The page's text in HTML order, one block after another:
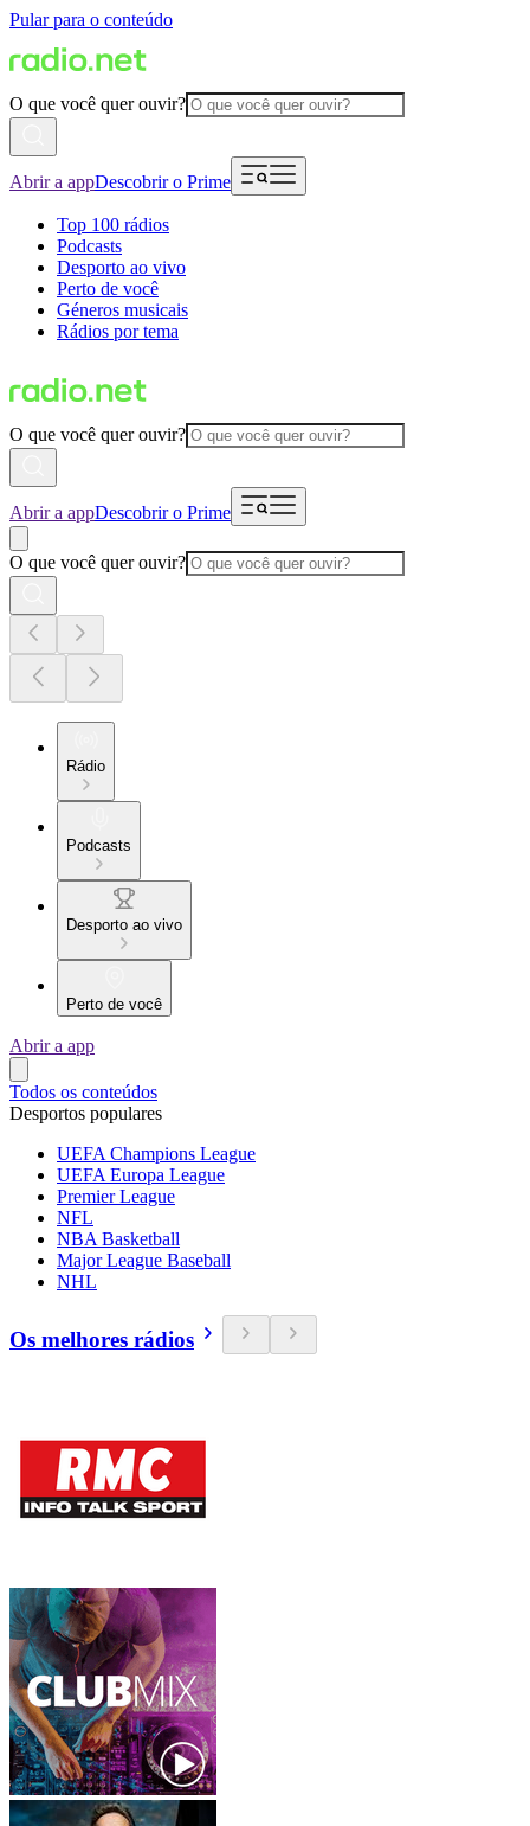
Pular para o conteúdo
O que você quer ouvir?
Abrir a appDescobrir o Prime
Top 100 rádios
Podcasts
Desporto ao vivo
Perto de você
Géneros musicais
Rádios por tema
O que você quer ouvir?
Abrir a appDescobrir o Prime
O que você quer ouvir?
Rádio
Podcasts
Desporto ao vivo
Perto de você
Abrir a app
Todos os conteúdos
Desportos populares
UEFA Champions League
UEFA Europa League
Premier League
NFL
NBA Basketball
Major League Baseball
NHL
Os melhores rádios